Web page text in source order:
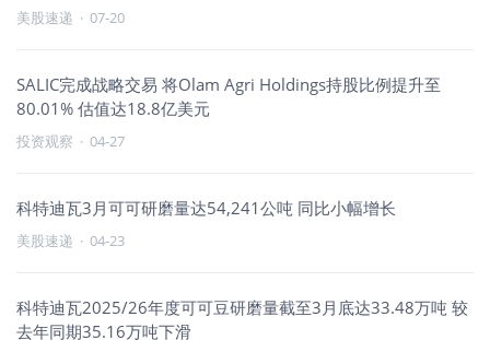
美股速递 · 07-20
SALIC完成战略交易 将Olam Agri Holdings持股比例提升至
80.01% 估值达18.8亿美元
投资观察 · 04-27
科特迪瓦3月可可研磨量达54,241公吨 同比小幅增长
美股速递 · 04-23
科特迪瓦2025/26年度可可豆研磨量截至3月底达33.48万吨 较
去年同期35.16万吨下滑